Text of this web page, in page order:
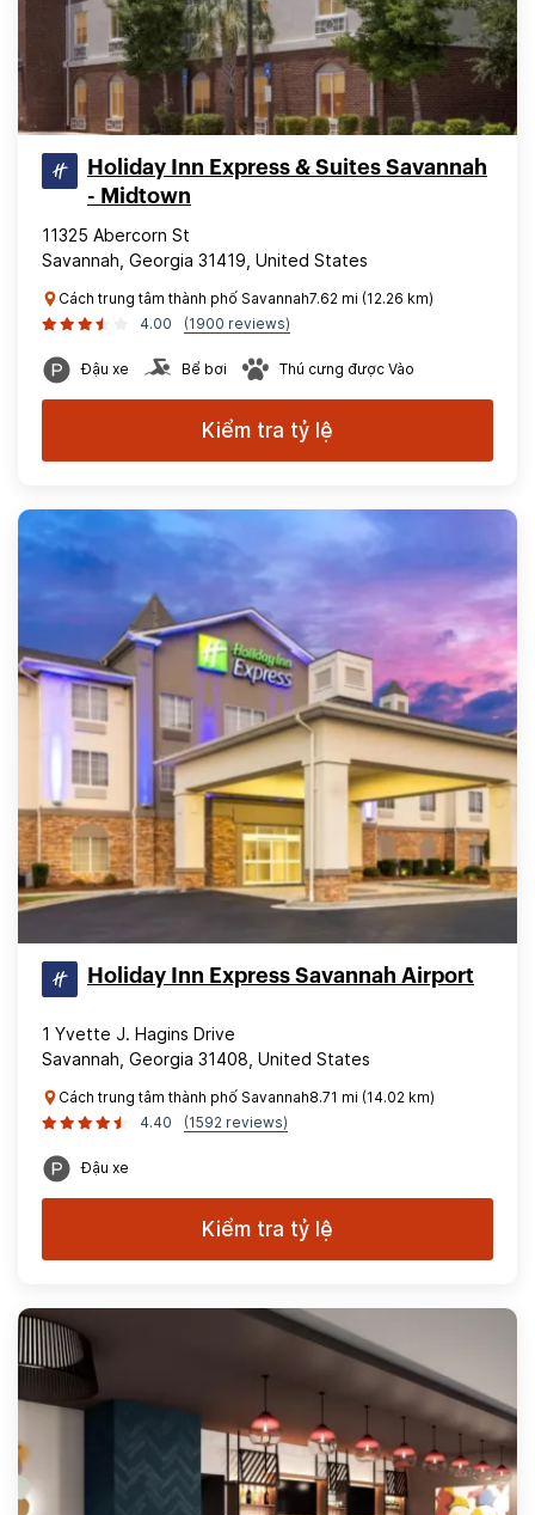
Holiday Inn Express & Suites Savannah
- Midtown
11325 Abercorn St
Savannah, Georgia 31419, United States
Cách trung tâm thành phố Savannah7.62 mi (12.26 km)
4.00
(1900 reviews)
Đậu xe Bể bơi Thú cưng được Vào
Kiểm tra tỷ lệ
Holiday Inn Express Savannah Airport
1 Yvette J. Hagins Drive
Savannah, Georgia 31408, United States
Cách trung tâm thành phố Savannah8.71 mi (14.02 km)
4.40
(1592 reviews)
Đậu xe
Kiểm tra tỷ lệ